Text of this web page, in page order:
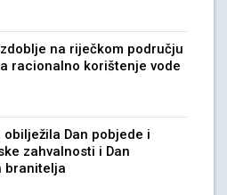
na riječkom području
racionalno korištenje vode
obilježila Dan pobjede i
zahvalnosti i Dan
branitelja